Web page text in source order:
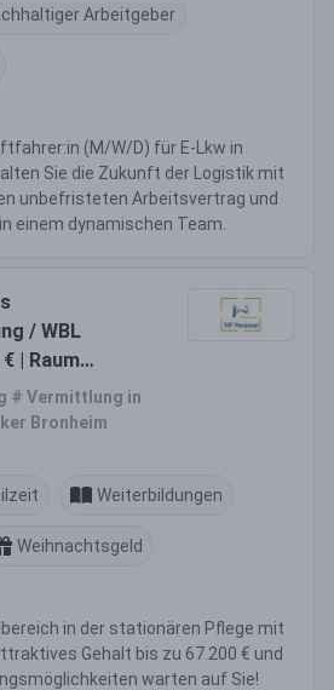
Arbeitgeber
(M/W/D) für E-Lkw in
Sie die Zukunft der Logistik mit
unbefristeten Arbeitsvertrag und
einem dynamischen Team.
/ WBL
| Raum
# Vermittlung in
Bronheim
Weiterbildungen
Weihnachtsgeld
in der stationären Pflege mit
Gehalt bis zu 67.200 € und
warten auf Sie!